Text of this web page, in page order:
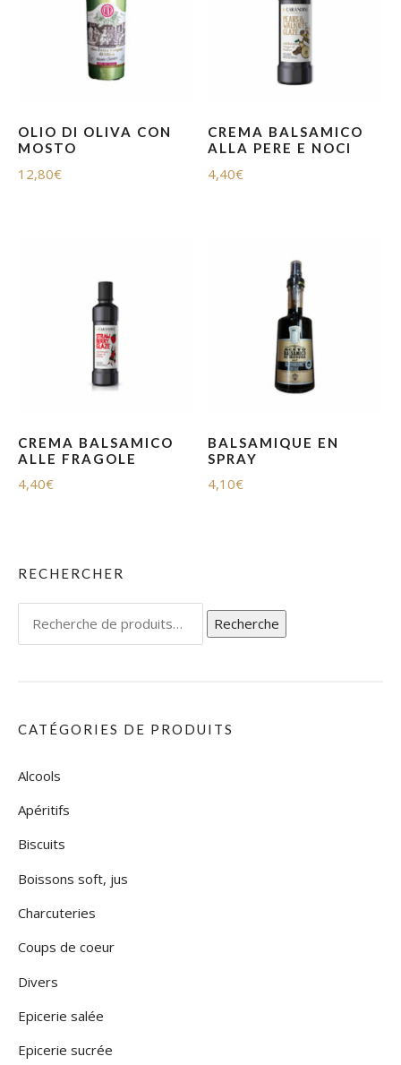
OLIO DI OLIVA CON
MOSTO
12,80€
CREMA BALSAMICO
ALLA PERE E NOCI
4,40€
CREMA BALSAMICO
ALLE FRAGOLE
4,40€
BALSAMIQUE EN
SPRAY
4,10€
RECHERCHER
Recherche
CATÉGORIES DE PRODUITS
Alcools
Apéritifs
Biscuits
Boissons soft, jus
Charcuteries
Coups de coeur
Divers
Epicerie salée
Epicerie sucrée